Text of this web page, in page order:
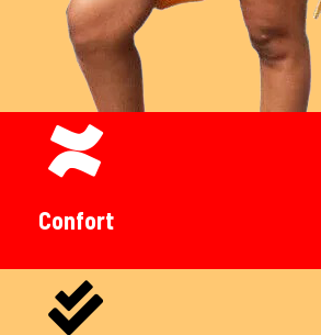
Confort